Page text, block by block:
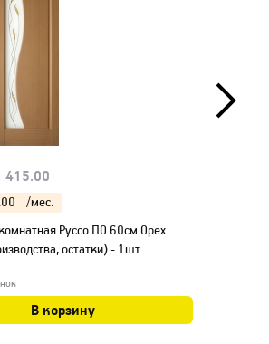
415.00
/мес.
Руссо ПО 60см Орех
остатки) - 1шт.
В корзину